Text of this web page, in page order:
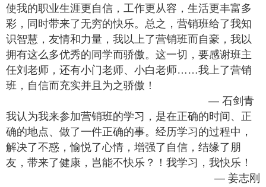
使我的职业生涯更自信，工作更从容，生活更丰富多
彩，同时带来了无穷的快乐。总之，营销班给了我知
识智慧，友情和力量，我以上了营销班而自豪，我以
拥有这么多优秀的同学而骄傲。这一切，要感谢班主
任刘老师，还有小门老师、小白老师……我上了营销
班，自信而充实并且为之骄傲！
— 石剑青
我认为我来参加营销班的学习，是在正确的时间、正
确的地点、做了一件正确的事。经历学习的过程中，
解决了不惑，愉悦了心情，增强了自信，结缘了朋
友，带来了健康，岂能不快乐？！我学习，我快乐！
— 姜志刚